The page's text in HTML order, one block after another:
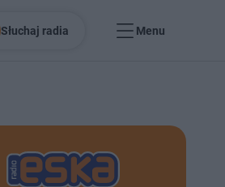
Słuchaj radia Menu